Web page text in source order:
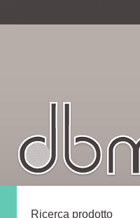
Ricerca prodotto